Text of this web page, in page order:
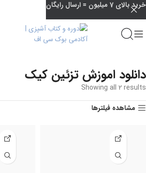
دانلود اموزش تزئین کیک
Showing all 2 results
مشاهده فیلترها
خرید بالای 7 میلیون = ارسال رایگان